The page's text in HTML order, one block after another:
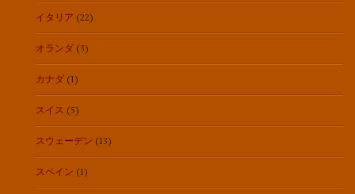
イタリア (22)
オランダ (3)
カナダ (1)
スイス (5)
スウェーデン (13)
スペイン (1)